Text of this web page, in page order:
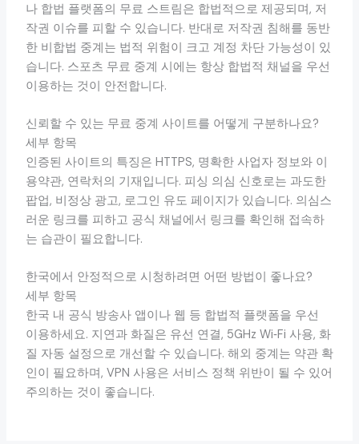
나 합법 플랫폼의 무료 스트림은 합법적으로 제공되며, 저
작권 이슈를 피할 수 있습니다. 반대로 저작권 침해를 동반
한 비합법 중계는 법적 위험이 크고 계정 차단 가능성이 있
습니다. 스포츠 무료 중계 시에는 항상 합법적 채널을 우선
이용하는 것이 안전합니다.
신뢰할 수 있는 무료 중계 사이트를 어떻게 구분하나요?
세부 항목
인증된 사이트의 특징은 HTTPS, 명확한 사업자 정보와 이
용약관, 연락처의 기재입니다. 피싱 의심 신호로는 과도한
팝업, 비정상 광고, 로그인 유도 페이지가 있습니다. 의심스
러운 링크를 피하고 공식 채널에서 링크를 확인해 접속하
는 습관이 필요합니다.
한국에서 안정적으로 시청하려면 어떤 방법이 좋나요?
세부 항목
한국 내 공식 방송사 앱이나 웹 등 합법적 플랫폼을 우선
이용하세요. 지연과 화질은 유선 연결, 5GHz Wi‑Fi 사용, 화
질 자동 설정으로 개선할 수 있습니다. 해외 중계는 약관 확
인이 필요하며, VPN 사용은 서비스 정책 위반이 될 수 있어
주의하는 것이 좋습니다.